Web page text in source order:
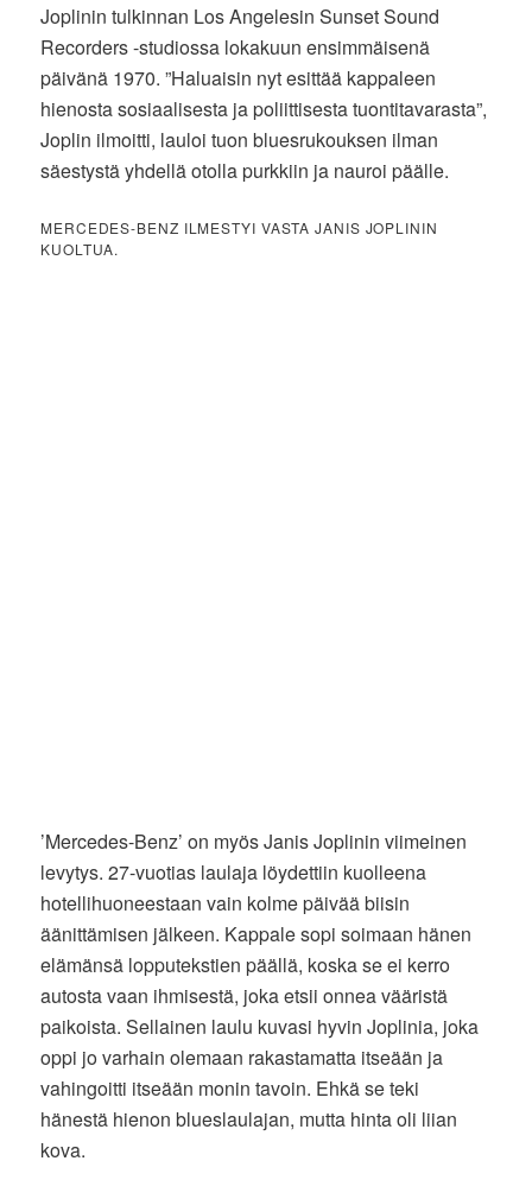
Joplinin tulkinnan Los Angelesin Sunset Sound
Recorders -studiossa lokakuun ensimmäisenä
päivänä 1970. ”Haluaisin nyt esittää kappaleen
hienosta sosiaalisesta ja poliittisesta tuontitavarasta”,
Joplin ilmoitti, lauloi tuon bluesrukouksen ilman
säestystä yhdellä otolla purkkiin ja nauroi päälle.
MERCEDES-BENZ ILMESTYI VASTA JANIS JOPLININ
KUOLTUA.
’Mercedes-Benz’ on myös Janis Joplinin viimeinen
levytys. 27-vuotias laulaja löydettiin kuolleena
hotellihuoneestaan vain kolme päivää biisin
äänittämisen jälkeen. Kappale sopi soimaan hänen
elämänsä lopputekstien päällä, koska se ei kerro
autosta vaan ihmisestä, joka etsii onnea vääristä
paikoista. Sellainen laulu kuvasi hyvin Joplinia, joka
oppi jo varhain olemaan rakastamatta itseään ja
vahingoitti itseään monin tavoin. Ehkä se teki
hänestä hienon blueslaulajan, mutta hinta oli liian
kova.